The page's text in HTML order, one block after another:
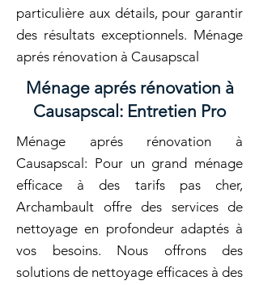
particulière aux détails, pour garantir
des résultats exceptionnels. Ménage
aprés rénovation à Causapscal
Ménage aprés rénovation à
Causapscal: Entretien Pro
Ménage aprés rénovation à
Causapscal: Pour un grand ménage
efficace à des tarifs pas cher,
Archambault offre des services de
nettoyage en profondeur adaptés à
vos besoins. Nous offrons des
solutions de nettoyage efficaces à des